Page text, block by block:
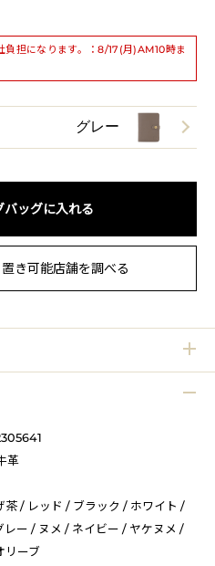
負担になります。：8/17(月)AM10時ま
グレー
バッグに入れる
き可能店舗を調べる
革
茶 / レッド / ブラック / ホワイト /
レー / ヌメ / ネイビー / ヤケヌメ /
リーブ